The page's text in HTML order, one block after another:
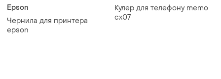
Epson
Чернила для принтера
epson
Кулер для телефону memo
cx07